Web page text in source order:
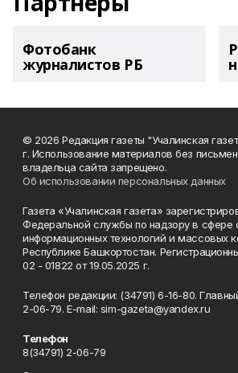
Фотобанк
журналистов РБ
© 2026 Редакция газеты "Учалинская
г. Использование материалов без
владельца сайта запрещено.
Об использовании персональных данных
Газета «Учалинская газета»
Федеральной службы по надзору в сфере
информационных технологий и массовых
Республике Башкортостан.
02 - 01822 от 19.05.2025 г.
Телефон редакции: (34791) 6-16-80.
2-06-79. Е-mаil: sim-gazeta@yandex.ru
Телефон
8(34791) 2-06-79